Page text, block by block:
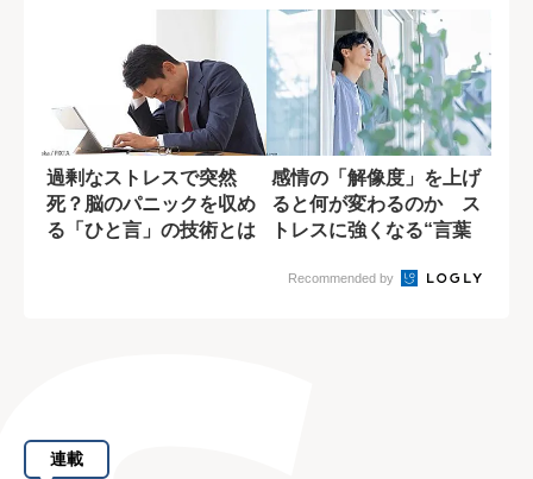
過剰なストレスで突然
死？脳のパニックを収め
る「ひと言」の技術とは
感情の「解像度」を上げ
ると何が変わるのか ス
トレスに強くなる“言葉
Recommended by
連載